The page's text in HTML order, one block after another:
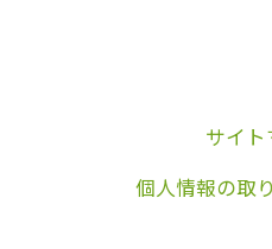
サイ
個人情報の取